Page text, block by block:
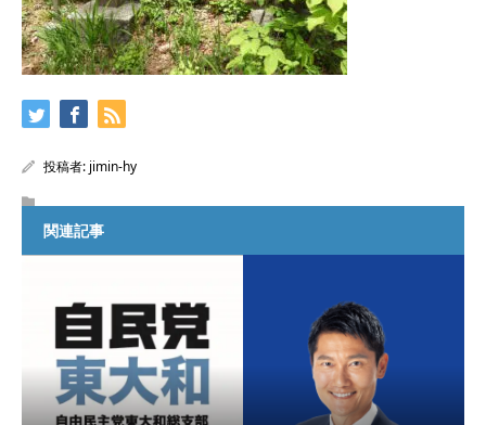
投稿者: jimin-hy
関連記事